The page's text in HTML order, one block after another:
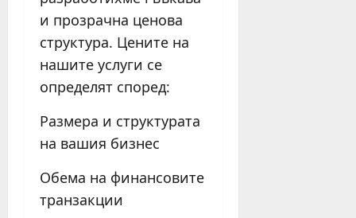
и прозрачна ценова
структура. Цените на
нашите услуги се
определят според:
Размера и структурата
на вашия бизнес
Обема на финансовите
транзакции